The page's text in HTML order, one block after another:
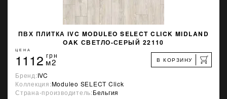
ПВХ ПЛИТКА IVC MODULEO SELECT CLICK MIDLAND
OAK СВЕТЛО-СЕРЫЙ 22110
ЦЕНА
1112 грн
м2 В КОРЗИНУ
Бренд:IVC
Коллекция:Moduleo SELECT Click
Страна-производитель:Бельгия